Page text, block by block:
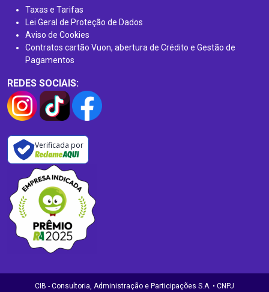
Taxas e Tarifas
Lei Geral de Proteção de Dados
Aviso de Cookies
Contratos cartão Vuon, abertura de Crédito e Gestão de
Pagamentos
REDES SOCIAIS:
Verificada por
CIB - Consultoria, Administração e Participações S.A. • CNPJ